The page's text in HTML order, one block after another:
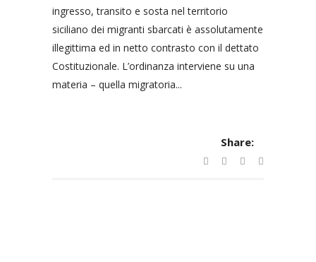
ingresso, transito e sosta nel territorio
siciliano dei migranti sbarcati è assolutamente
illegittima ed in netto contrasto con il dettato
Costituzionale. L’ordinanza interviene su una
materia – quella migratoria...
Share: